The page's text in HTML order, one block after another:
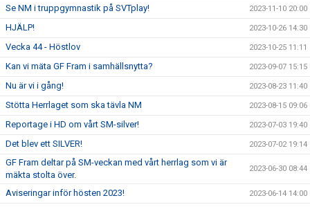
Se NM i truppgymnastik på SVTplay! 2023-11-10 20:00
HJÄLP! 2023-10-26 14:30
Vecka 44 - Höstlov 2023-10-25 11:11
Kan vi mäta GF Fram i samhällsnytta? 2023-09-07 15:15
Nu är vi i gång! 2023-08-23 11:40
Stötta Herrlaget som ska tävla NM 2023-08-15 09:06
Reportage i HD om vårt SM-silver! 2023-07-03 19:40
Det blev ett SILVER! 2023-07-02 19:14
GF Fram deltar på SM-veckan med vårt herrlag som vi är
mäkta stolta över.
2023-06-30 08:44
Aviseringar inför hösten 2023! 2023-06-14 14:00